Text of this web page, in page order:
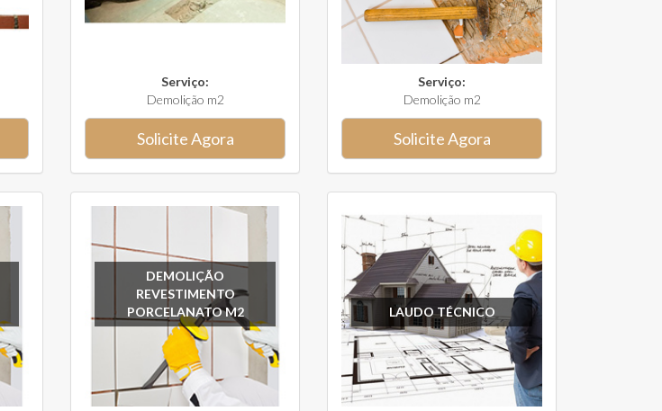
Serviço:
Demolição m2
Solicite Agora
Serviço:
Demolição m2
Solicite Agora
DEMOLIÇÃO
REVESTIMENTO
PORCELANATO M2
LAUDO TÉCNICO